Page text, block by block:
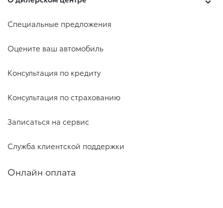
Специальные предложения
Оцените ваш автомобиль
Консультация по кредиту
Консультация по страхованию
Записаться на сервис
Служба клиентской поддержки
Онлайн оплата